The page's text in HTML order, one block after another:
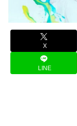
X
LINE